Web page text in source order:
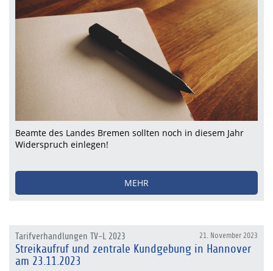
Beamte des Landes Bremen sollten noch in diesem Jahr
Widerspruch einlegen!
MEHR
21. November 2023
Tarifverhandlungen TV-L 2023
Streikaufruf und zentrale Kundgebung in Hannover
am 23.11.2023